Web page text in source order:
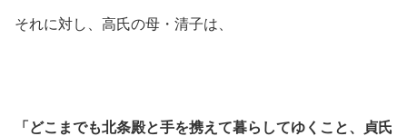
それに対し、高氏の母・清子は、
「どこまでも北条殿と手を携えて暮らしてゆくこと、貞氏